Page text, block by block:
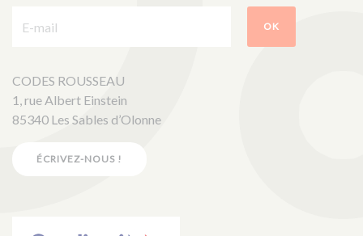
OK
CODES ROUSSEAU
1, rue Albert Einstein
85340 Les Sables d’Olonne
ÉCRIVEZ-NOUS !